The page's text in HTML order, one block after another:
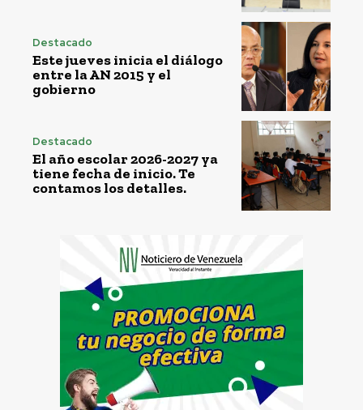
Destacado
Este jueves inicia el diálogo
entre la AN 2015 y el
gobierno
Destacado
El año escolar 2026-2027 ya
tiene fecha de inicio. Te
contamos los detalles.